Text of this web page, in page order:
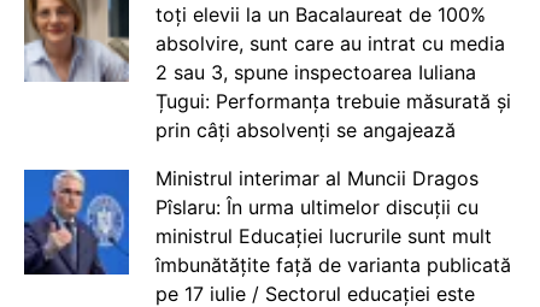
toți elevii la un Bacalaureat de 100%
absolvire, sunt care au intrat cu media
2 sau 3, spune inspectoarea Iuliana
Țugui: Performanța trebuie măsurată și
prin câți absolvenți se angajează
Ministrul interimar al Muncii Dragos
Pîslaru: În urma ultimelor discuții cu
ministrul Educației lucrurile sunt mult
îmbunătățite față de varianta publicată
pe 17 iulie / Sectorul educației este